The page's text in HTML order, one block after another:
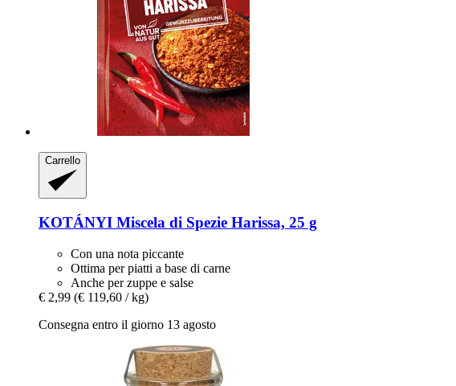
Carrello
KOTÁNYI Miscela di Spezie Harissa, 25 g
Con una nota piccante
Ottima per piatti a base di carne
Anche per zuppe e salse
€ 2,99 (€ 119,60 / kg)
Consegna entro il giorno 13 agosto